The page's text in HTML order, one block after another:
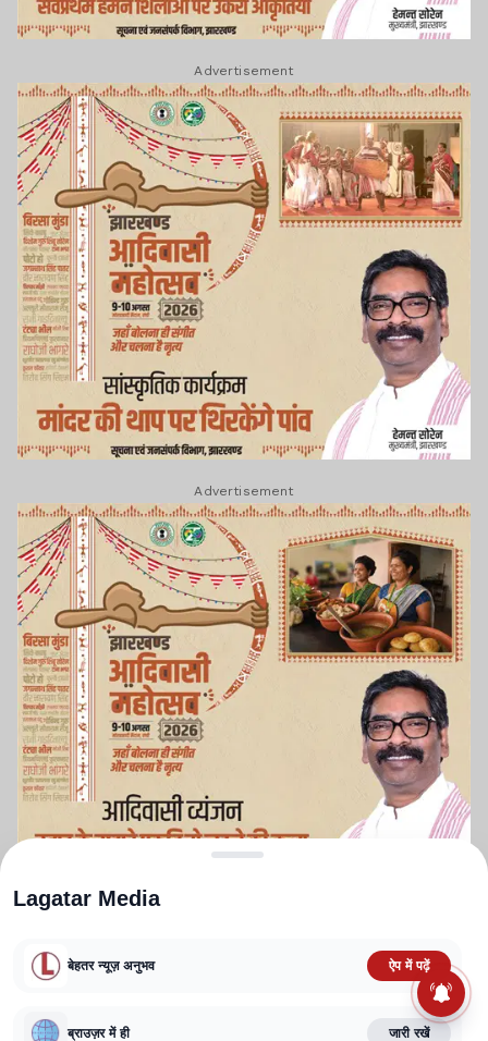
Advertisement
Advertisement
TERMS AND CONDITIONS
CORRECTIONS POLICY
FACT CHECKING POLICY
Lagatar Media
बेहतर न्यूज़ अनुभव ऐप में पढ़ें
ब्राउज़र में ही जारी रखें